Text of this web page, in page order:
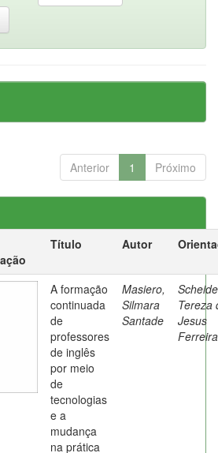
Anterior 1 Próximo
Título Autor
A formação
continuada
de
professores
de inglês
por meio
de
tecnologias
e a
mudança
na prática
Masiero,
Silmara
Santade
Tereza
Jesus
Ferreira